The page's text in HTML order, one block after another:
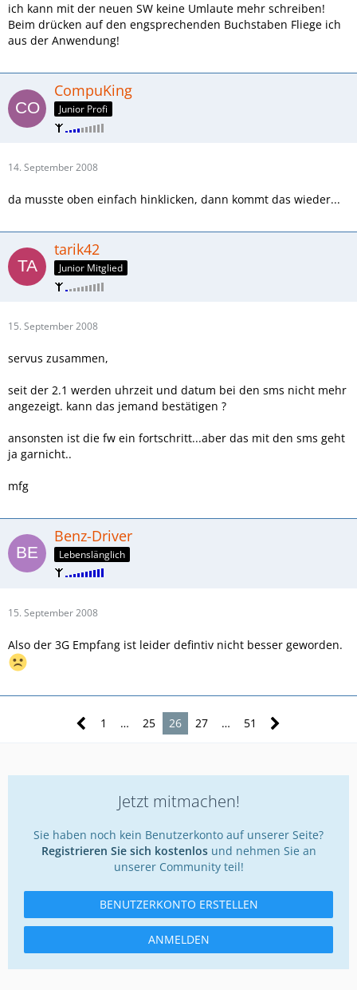
ich kann mit der neuen SW keine Umlaute mehr schreiben!
Beim drücken auf den engsprechenden Buchstaben Fliege ich
aus der Anwendung!
CompuKing
Junior Profi
14. September 2008
da musste oben einfach hinklicken, dann kommt das wieder...
tarik42
Junior Mitglied
15. September 2008
servus zusammen,
seit der 2.1 werden uhrzeit und datum bei den sms nicht mehr
angezeigt. kann das jemand bestätigen ?
ansonsten ist die fw ein fortschritt...aber das mit den sms geht
ja garnicht..
mfg
Benz-Driver
Lebenslänglich
15. September 2008
Also der 3G Empfang ist leider defintiv nicht besser geworden.
1 … 25 26 27 … 51
Jetzt mitmachen!
Sie haben noch kein Benutzerkonto auf unserer Seite?
Registrieren Sie sich kostenlosund nehmen Sie an
unserer Community teil!
BENUTZERKONTO ERSTELLEN
ANMELDEN